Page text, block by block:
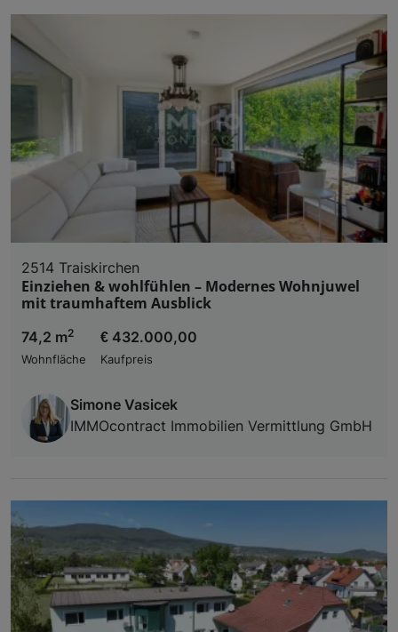
2514 Traiskirchen
Einziehen & wohlfühlen – Modernes Wohnjuwel
mit traumhaftem Ausblick
74,2 m2
Wohnfläche
€ 432.000,00
Kaufpreis
Simone Vasicek
IMMOcontract Immobilien Vermittlung GmbH